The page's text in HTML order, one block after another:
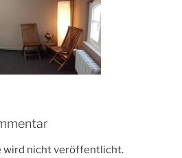
wird nicht veröffentlicht.